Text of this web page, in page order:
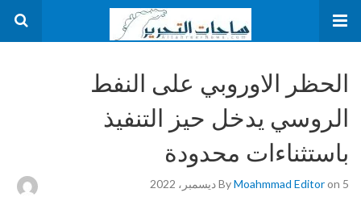
الحظر الاوروبي على النفط
الروسي يدخل حيز التنفيذ
باستثناءات محدودة
ByMoahmmad Editoron 5 ديسمبر، 2022